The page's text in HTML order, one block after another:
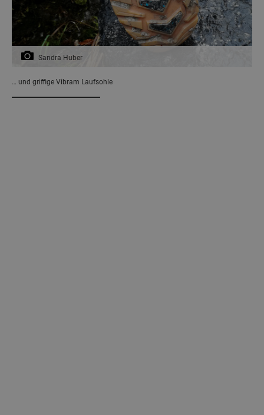
Sandra Huber
… und griffige Vibram Laufsohle